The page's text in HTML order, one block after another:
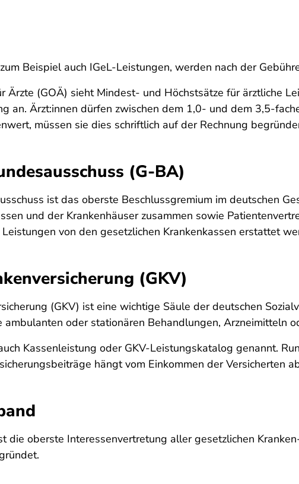
Beispiel auch IGeL-Leistungen, werden nach der
Ärzte (GOÄ) sieht Mindest- und Höchstsätze für ärztliche
an. Ärzt:innen dürfen zwischen dem 1,0- und dem 3,5-
müssen sie dies schriftlich auf der Rechnung
(G-BA)
ist das oberste Beschlussgremium im deutschen
und der Krankenhäuser zusammen sowie
von den gesetzlichen Krankenkassen erstattet
(GKV)
(GKV) ist eine wichtige Säule der deutschen
oder stationären Behandlungen, Arzneimitteln
Kassenleistung oder GKV-Leistungskatalog genannt.
hängt vom Einkommen der Versicherten
die oberste Interessenvertretung aller gesetzlichen